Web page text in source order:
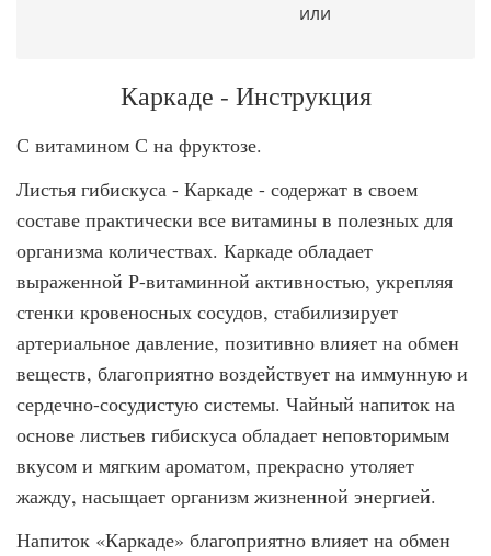
или
Каркаде - Инструкция
С витамином С на фруктозе.
Листья гибискуса - Каркаде - содержат в своем
составе практически все витамины в полезных для
организма количествах. Каркаде обладает
выраженной Р-витаминной активностью, укрепляя
стенки кровеносных сосудов, стабилизирует
артериальное давление, позитивно влияет на обмен
веществ, благоприятно воздействует на иммунную и
сердечно-сосудистую системы. Чайный напиток на
основе листьев гибискуса обладает неповторимым
вкусом и мягким ароматом, прекрасно утоляет
жажду, насыщает организм жизненной энергией.
Напиток «Каркаде» благоприятно влияет на обмен